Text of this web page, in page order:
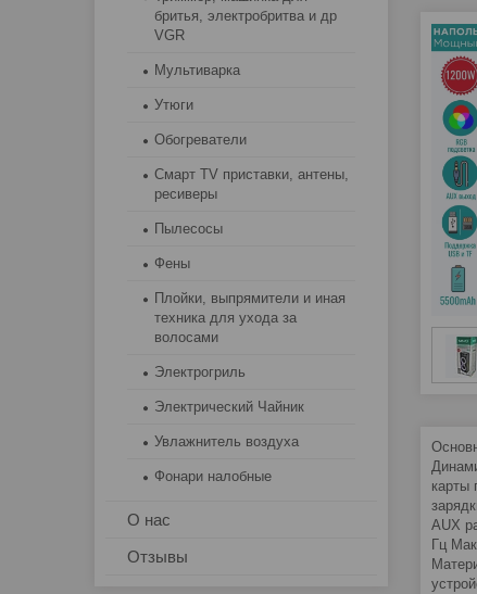
карты
AUX
Гц
бритья, электробритва и др
VGR
Мультиварка
Утюги
Обогреватели
Смарт TV приставки, антены,
ресиверы
Пылесосы
Фены
Плойки, выпрямители и иная
техника для ухода за
волосами
Электрогриль
Электрический Чайник
Увлажнитель воздуха
Фонари налобные
О нас
Отзывы